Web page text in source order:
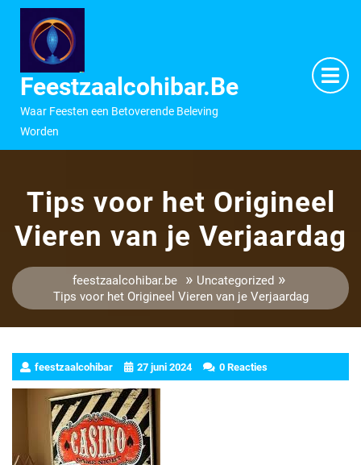
inhoud
Feestzaalcohibar.be
Waar Feesten een Betoverende Beleving
Worden
Tips voor het Origineel
Vieren van je Verjaardag
feestzaalcohibar.be» Uncategorized»
Tips voor het Origineel Vieren van je Verjaardag
feestzaalcohibar 27 juni 2024 0 Reacties